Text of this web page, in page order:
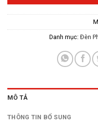
Danh mục: Đèn
MÔ TẢ
THÔNG TIN BỔ SUNG